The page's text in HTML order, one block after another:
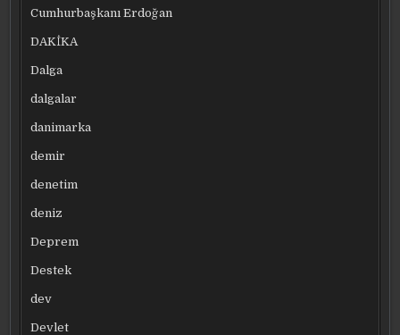
Cumhurbaşkanı Erdoğan
DAKİKA
Dalga
dalgalar
danimarka
demir
denetim
deniz
Deprem
Destek
dev
Devlet